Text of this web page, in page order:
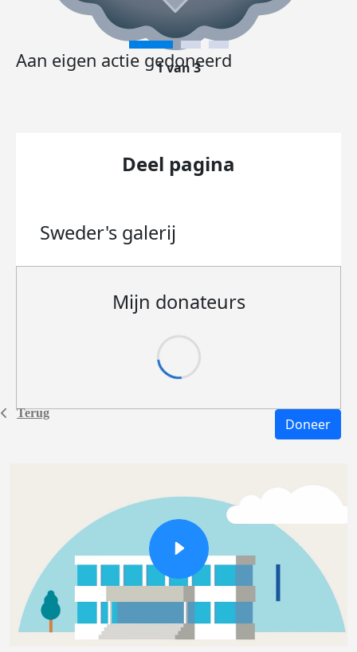
Terug
Aan eigen actie gedoneerd
1 van 3
Deel pagina
Sweder's galerij
Mijn donateurs
Doneer